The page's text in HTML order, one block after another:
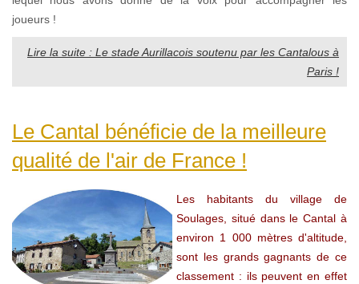
joueurs !
Lire la suite : Le stade Aurillacois soutenu par les Cantalous à
Paris !
Le Cantal bénéficie de la meilleure
qualité de l'air de France !
Les habitants du village de
Soulages, situé dans le Cantal à
environ 1 000 mètres d'altitude,
sont les grands gagnants de ce
classement : ils peuvent en effet